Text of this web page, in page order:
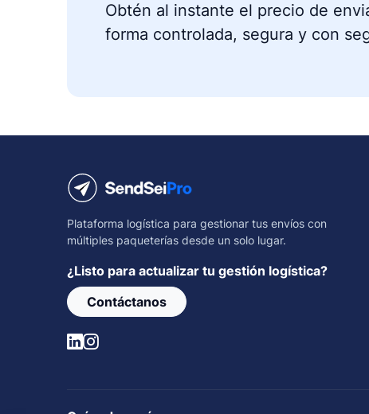
Obtén al instante el precio de
forma controlada, segura y con
Plataforma logística para gestionar tus envíos con
múltiples paqueterías desde un solo lugar.
¿Listo para actualizar tu gestión logística?
Contáctanos